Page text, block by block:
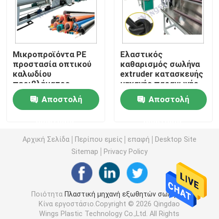
Μηχανή εξωθητών σωλήνων PVC
Γραμμή παραγωγής σωλήνων PPR
Μηχανή εξωθητών σωλήνων PE
Μηχανή εξώθησης ζωνών της PET
Γραμμή παραγωγής λουριών PP
Πλαστική μηχανή εξωθητών φύλλων
Μικροπροϊόντα PE
προστασία οπτικού
καλωδίου
περιβλήματος
σωλήνα εξωρύθμιση
κατασκευής μηχανής
γραμμής μονό βίδα
Αποστολή
Ελαστικός
καθαρισμός σωλήνα
extruder κατασκευής
μηχανής παραγωγής
Αποστολή
Αρχική Σελίδα Περίπου εμείς επαφή
Desktop Site
Sitemap
Privacy Policy
Ποιότητα Πλαστική μηχανή εξωθητών σωλήνων
Κίνα εργοστάσιο.Copyright © 2026 Qingdao
Wings Plastic Technology Co.,Ltd. All Rights